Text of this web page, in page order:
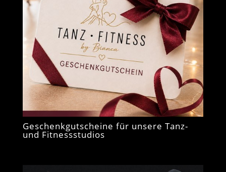
Geschenkgutscheine für unsere Tanz-
und Fitnessstudios